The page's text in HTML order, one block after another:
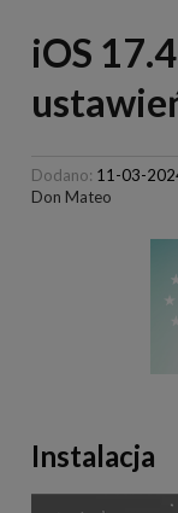
iOS
Dodano: 11-03-
Don Mateo
Instalacja